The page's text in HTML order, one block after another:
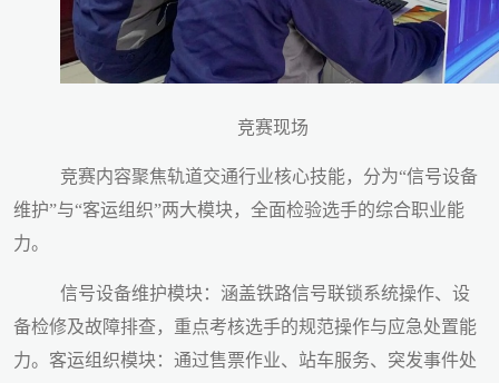
竞赛现场
竞赛内容聚焦轨道交通行业核心技能，分为“信号设备
维护”与“客运组织”两大模块，全面检验选手的综合职业能
力。
信号设备维护模块：涵盖铁路信号联锁系统操作、设
备检修及故障排查，重点考核选手的规范操作与应急处置能
力。客运组织模块：通过售票作业、站车服务、突发事件处